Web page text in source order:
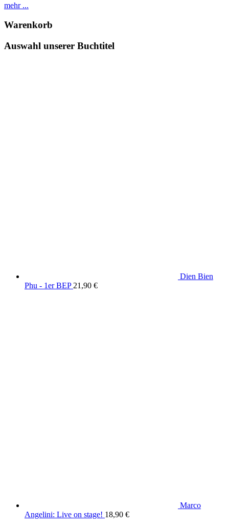
mehr ...
Warenkorb
Auswahl unserer Buchtitel
Dien Bien
Phu - 1er BEP 21,90 €
Marco
Angelini: Live on stage! 18,90 €